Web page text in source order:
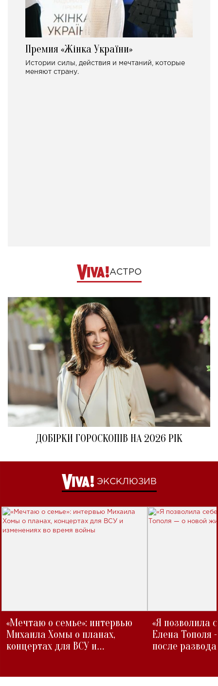
Премия «Жінка України»
Истории силы, действия и мечтаний, которые
меняют страну.
АСТРО
ДОБІРКИ ГОРОСКОПІВ НА 2026 РІК
ЭКСКЛЮЗИВ
«Мечтаю о семье»: интервью
Михаила Хомы о планах,
концертах для ВСУ и
«Я позволила
Елена Тополя
после развода